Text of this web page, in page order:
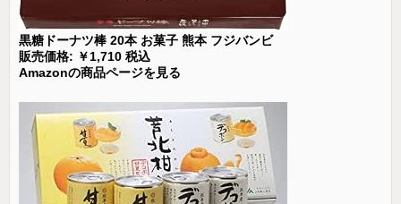
黒糖ドーナツ棒 20本 お菓子 熊本 フジバンビ
販売価格: ￥1,710 税込
Amazonの商品ページを見る